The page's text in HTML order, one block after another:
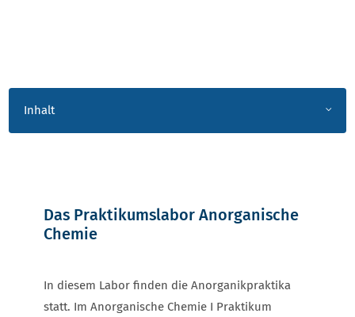
INTRO_AKKORDEON
Inhalt
Das Praktikumslabor Anorganische
Chemie
In diesem Labor finden die Anorganikpraktika
statt. Im Anorganische Chemie I Praktikum